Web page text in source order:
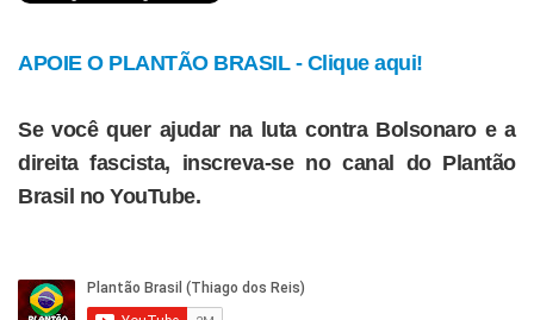
APOIE O PLANTÃO BRASIL - Clique aqui!
Se você quer ajudar na luta contra Bolsonaro e a
direita fascista, inscreva-se no canal do Plantão
Brasil no YouTube.